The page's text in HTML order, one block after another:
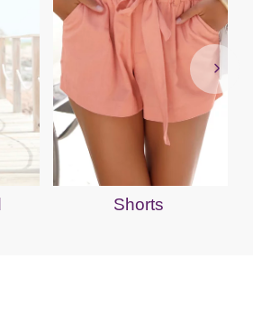
Shorts